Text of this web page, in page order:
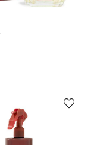
nella pagina del
prodotto